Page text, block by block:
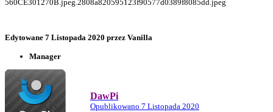
Edytowane 7 Listopada 2020 przez Vanilla
Manager
DawPi
Opublikowano 7 Listopada 2020